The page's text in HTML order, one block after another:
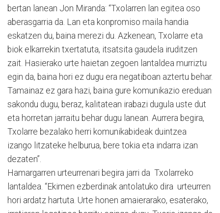
bertan lanean Jon Miranda: “Txolarren lan egitea oso
aberasgarria da. Lan eta konpromiso maila handia
eskatzen du, baina merezi du. Azkenean, Txolarre eta
biok elkarrekin txertatuta, itsatsita gaudela iruditzen
zait. Hasierako urte haietan zegoen lantaldea murriztu
egin da, baina hori ez dugu era negatiboan aztertu behar.
Tamainaz ez gara hazi, baina gure komunikazio ereduan
sakondu dugu, beraz, kalitatean irabazi dugula uste dut
eta horretan jarraitu behar dugu lanean. Aurrera begira,
Txolarre bezalako herri komunikabideak duintzea
izango litzateke helburua, bere tokia eta indarra izan
dezaten”.
Hamargarren urteurrenari begira jarri da Txolarreko
lantaldea. “Ekimen ezberdinak antolatuko dira urteurren
hori ardatz hartuta. Urte honen amaierarako, esaterako,